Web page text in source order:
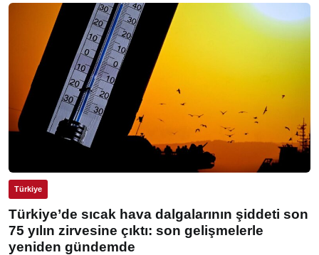
Türkiye
Türkiye’de sıcak hava dalgalarının şiddeti son
75 yılın zirvesine çıktı: son gelişmelerle
yeniden gündemde